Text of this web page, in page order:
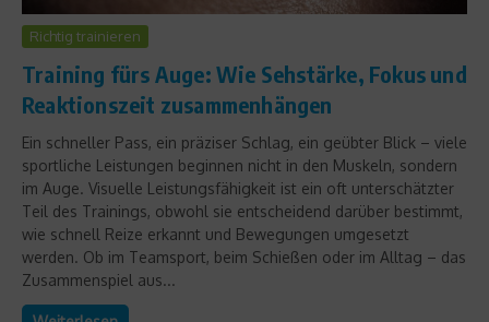
Richtig trainieren
Training fürs Auge: Wie Sehstärke, Fokus und
Reaktionszeit zusammenhängen
Ein schneller Pass, ein präziser Schlag, ein geübter Blick – viele
sportliche Leistungen beginnen nicht in den Muskeln, sondern
im Auge. Visuelle Leistungsfähigkeit ist ein oft unterschätzter
Teil des Trainings, obwohl sie entscheidend darüber bestimmt,
wie schnell Reize erkannt und Bewegungen umgesetzt
werden. Ob im Teamsport, beim Schießen oder im Alltag – das
Zusammenspiel aus...